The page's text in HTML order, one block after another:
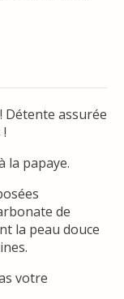
Détente assurée
la papaye.
de
la peau douce
votre